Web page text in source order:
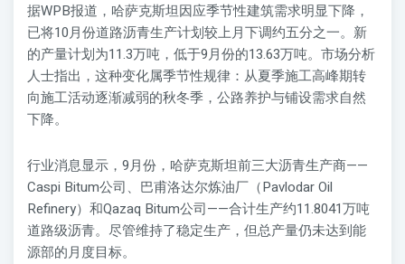
据WPB报道，哈萨克斯坦因应季节性建筑需求明显下降，
已将10月份道路沥青生产计划较上月下调约五分之一。新
的产量计划为11.3万吨，低于9月份的13.63万吨。市场分析
人士指出，这种变化属季节性规律：从夏季施工高峰期转
向施工活动逐渐减弱的秋冬季，公路养护与铺设需求自然
下降。
行业消息显示，9月份，哈萨克斯坦前三大沥青生产商——
Caspi Bitum公司、巴甫洛达尔炼油厂（Pavlodar Oil
Refinery）和Qazaq Bitum公司——合计生产约11.8041万吨
道路级沥青。尽管维持了稳定生产，但总产量仍未达到能
源部的月度目标。